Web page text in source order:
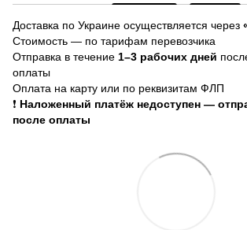
Доставка по Украине осуществляется через
Стоимость — по тарифам перевозчика
Отправка в течение 1–3 рабочих дней
оплаты
Оплата на карту или по реквизитам ФЛП
❗ Наложенный платёж недоступен —
после оплаты